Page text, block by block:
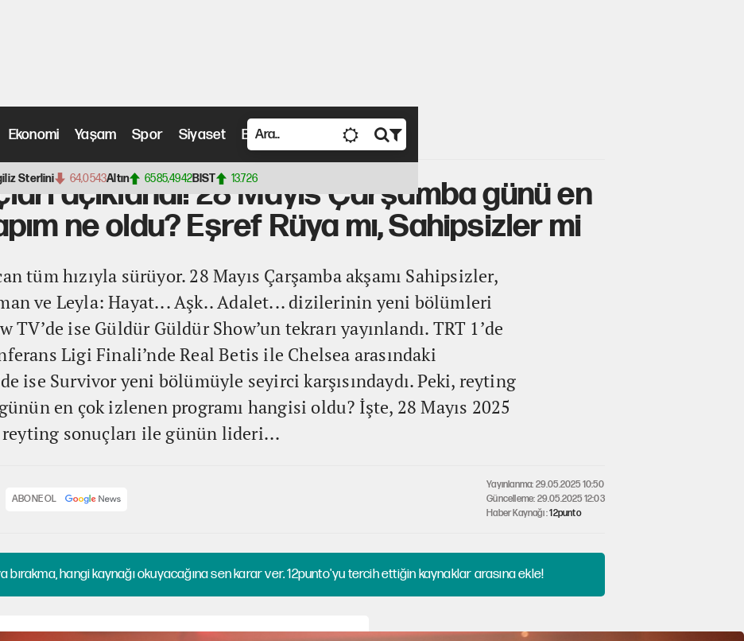
Ekonomi Yaşam Spor Siyaset Bilim ve Teknoloji Video
Sterlini 64,0543Altın 6585,4942BIST 13.726
açıklandı! 28 Mayıs Çarşamba günü en çok izlenen yapım ne oldu? Eşref Rüya mı, Sahipsizler mi
açıklandı! 28 Mayıs Çarşamba günü en
ne oldu? Eşref Rüya mı, Sahipsizler mi
tüm hızıyla sürüyor. 28 Mayıs Çarşamba akşamı Sahipsizler,
ve Leyla: Hayat... Aşk.. Adalet... dizilerinin yeni bölümleri
TV’de ise Güldür Güldür Show’un tekrarı yayınlandı. TRT 1’de
Ligi Finali’nde Real Betis ile Chelsea arasındaki
ise Survivor yeni bölümüyle seyirci karşısındaydı. Peki, reyting
günün en çok izlenen programı hangisi oldu? İşte, 28 Mayıs 2025
sonuçları ile günün lideri...
ABONE OL
Yayınlanma: 29.05.2025 10:50
Güncelleme: 29.05.2025 12:03
Haber Kaynağı :12punto
hangi kaynağı okuyacağına sen karar ver. 12punto'yu tercih ettiğin kaynaklar arasına ekle!